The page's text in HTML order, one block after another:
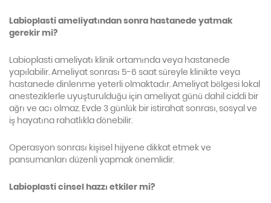
Labioplasti ameliyatından sonra hastanede yatmak
gerekir mi?
Labioplasti ameliyatı klinik ortamında veya hastanede
yapılabilir. Ameliyat sonrası 5-6 saat süreyle klinikte veya
hastanede dinlenme yeterli olmaktadır. Ameliyat bölgesi lokal
anesteziklerle uyuşturulduğu için ameliyat günü dahil ciddi bir
ağrı ve acı olmaz. Evde 3 günlük bir istirahat sonrası, sosyal ve
iş hayatına rahatlıkla dönebilir.
Operasyon sonrası kişisel hijyene dikkat etmek ve
pansumanları düzenli yapmak önemlidir.
Labioplasti cinsel hazzı etkiler mi?